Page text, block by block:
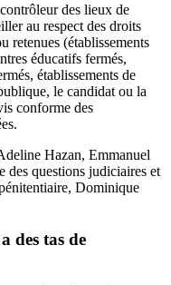
des lieux de
au respect des droits
retenues (établissements
éducatifs fermés,
établissements de
le candidat ou la
conforme des
Hazan, Emmanuel
des questions judiciaires et
Dominique
des tas de